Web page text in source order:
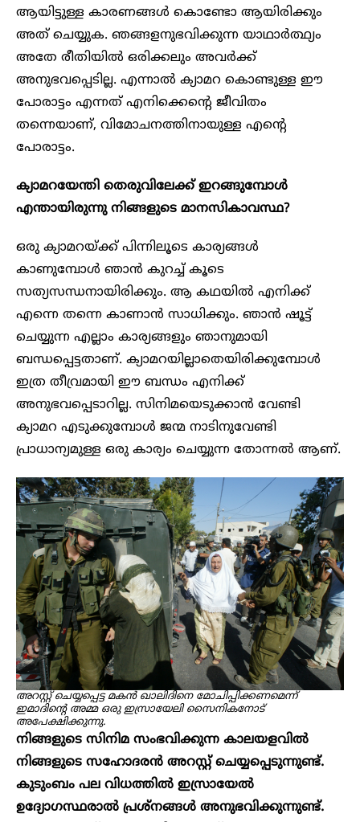
ആയിട്ടുള്ള കാരണങ്ങൾ കൊണ്ടോ ആയിരിക്കും
അത് ചെയ്യുക. ഞങ്ങളനുഭവിക്കുന്ന യാഥാർത്ഥ്യം
അതേ രീതിയിൽ ഒരിക്കലും അവർക്ക്
അനുഭവപ്പെടില്ല. എന്നാൽ ക്യാമറ കൊണ്ടുള്ള ഈ
പോരാട്ടം എന്നത് എനിക്കെൻ്റെ ജീവിതം
തന്നെയാണ്, വിമോചനത്തിനായുള്ള എൻ്റെ
പോരാട്ടം.
ക്യാമറയേന്തി തെരുവിലേക്ക് ഇറങ്ങുമ്പോൾ
എന്തായിരുന്നു നിങ്ങളുടെ മാനസികാവസ്ഥ?
ഒരു ക്യാമറയ്ക്ക് പിന്നിലൂടെ കാര്യങ്ങൾ
കാണുമ്പോൾ ഞാൻ കുറച്ച് കൂടെ
സത്യസന്ധനായിരിക്കും. ആ കഥയിൽ എനിക്ക്
എന്നെ തന്നെ കാണാൻ സാധിക്കും. ഞാൻ ഷൂട്ട്
ചെയ്യുന്ന എല്ലാം കാര്യങ്ങളും ഞാനുമായി
ബന്ധപ്പെട്ടതാണ്. ക്യാമറയില്ലാതെയിരിക്കുമ്പോൾ
ഇത്ര തീവ്രമായി ഈ ബന്ധം എനിക്ക്
അനുഭവപ്പെടാറില്ല. സിനിമയെടുക്കാൻ വേണ്ടി
ക്യാമറ എടുക്കുമ്പോൾ ജന്മ നാടിനുവേണ്ടി
പ്രാധാന്യമുള്ള ഒരു കാര്യം ചെയ്യുന്ന തോന്നൽ ആണ്.
അറസ്റ്റ് ചെയ്യപ്പെട്ട മകൻ ഖാലിദിനെ മോചിപ്പിക്കണമെന്ന്
ഇമാദിന്റെ അമ്മ ഒരു ഇസ്രായേലി സൈനികനോട്
അപേക്ഷിക്കുന്നു.
നിങ്ങളുടെ സിനിമ സംഭവിക്കുന്ന കാലയളവിൽ
നിങ്ങളുടെ സഹോദരൻ അറസ്റ്റ് ചെയ്യപ്പെടുന്നുണ്ട്.
കുടുംബം പല വിധത്തിൽ ഇസ്രായേൽ
ഉദ്യോഗസ്ഥരാൽ പ്രശ്നങ്ങൾ അനുഭവിക്കുന്നുണ്ട്.